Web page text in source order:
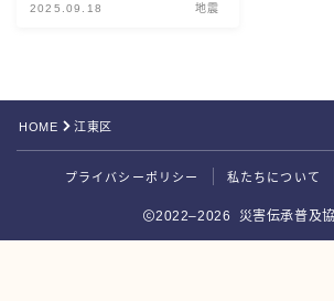
2025.09.18 地震
HOME 江東区
プライバシーポリシー 私たちについて
2022–2026 災害伝承普及